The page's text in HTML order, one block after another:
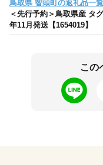
鳥取県 智頭町の返礼品一覧
＜先行予約＞鳥取県産 タ
年11月発送【1654019】
この